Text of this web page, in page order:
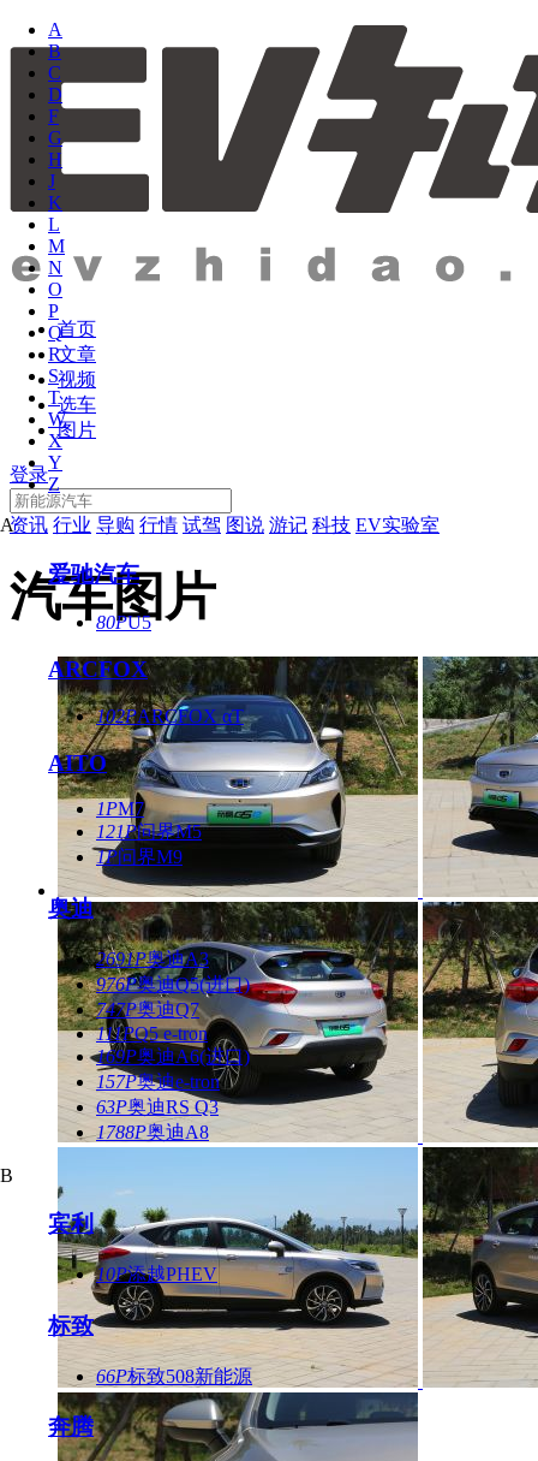
首页
文章
视频
选车
图片
登录
资讯 行业 导购 行情 试驾 图说 游记 科技 EV实验室
汽车图片
A
B
C
D
F
G
H
J
K
L
M
N
O
P
Q
R
S
T
W
X
Y
Z
A
爱驰汽车
80PU5
ARCFOX
102PARCFOX αT
AITO
1PM7
121P问界M5
1P问界M9
奥迪
2691P奥迪A3
976P奥迪Q5(进口)
747P奥迪Q7
111PQ5 e-tron
169P奥迪A6(进口)
157P奥迪e-tron
63P奥迪RS Q3
1788P奥迪A8
B
宾利
10P添越PHEV
标致
66P标致508新能源
奔腾